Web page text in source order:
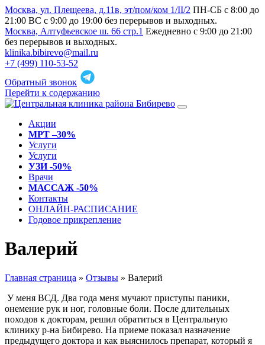
Москва, ул. Плещеева, д.11в, эт/пом/ком 1/II/2 ПН-СБ с 8:00 до
21:00 ВС с 9:00 до 19:00 без перерывов и выходных.
Москва, Алтуфьевское ш. 66 стр.1 Ежедневно с 9:00 до 21:00
без перерывов и выходных.
klinika.bibirevo@mail.ru
+7 (499) 110-53-52
Обратный звонок
Перейти к содержанию
Акции
МРТ –30%
Услуги
Услуги
УЗИ -50%
Врачи
МАССАЖ -50%
Контакты
ОНЛАЙН-РАСПИСАНИЕ
Годовое прикрепление
Валерий
Главная страница » Отзывы » Валерий
У меня ВСД. Два года меня мучают приступы паники,
онемение рук и ног, головные боли. После длительных
походов к докторам, решил обратиться в Центральную
клинику р-на Бибирево. На приеме показал назначение
предыдущего доктора и как выяснилось препарат, который я